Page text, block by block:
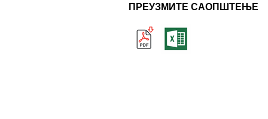
ПРЕУЗМИТЕ САОПШТЕЊЕ